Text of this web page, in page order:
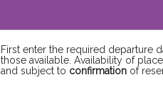
First enter the required departure
those available. Availability of
and subject to confirmation of